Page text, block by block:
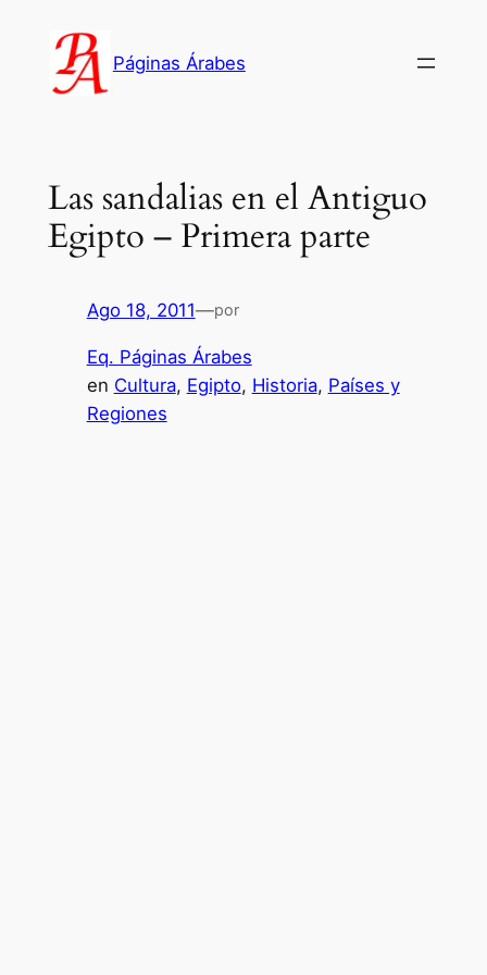
contenido
Páginas Árabes
Las sandalias en el Antiguo
Egipto – Primera parte
Ago 18, 2011—por
Eq. Páginas Árabes
en Cultura, Egipto, Historia, Países y
Regiones